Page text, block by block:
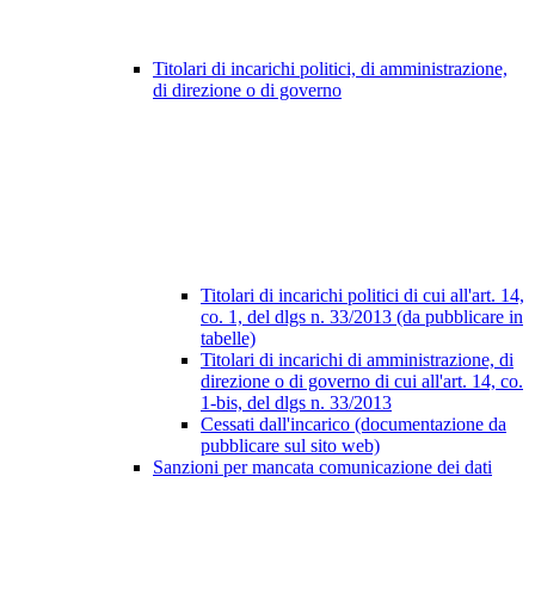
Titolari di incarichi politici, di amministrazione,
di direzione o di governo
Titolari di incarichi politici di cui all'art. 14,
co. 1, del dlgs n. 33/2013 (da pubblicare in
tabelle)
Titolari di incarichi di amministrazione, di
direzione o di governo di cui all'art. 14, co.
1-bis, del dlgs n. 33/2013
Cessati dall'incarico (documentazione da
pubblicare sul sito web)
Sanzioni per mancata comunicazione dei dati